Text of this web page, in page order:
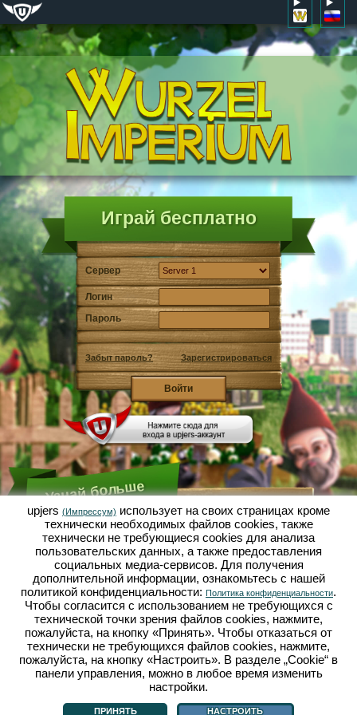
Играй бесплатно
Сервер
Логин
Пароль
Забыт пароль? Зарегистрироваться
Узнай больше
Что такое Садовая Империя?
Садовая Империя - это экономический симулятор, в
котором всё вертится вокруг микрокосмоса сад-
огород. Эта бесплатная браузерная игра онлайн
открывается полностью в твоём браузере без
каких-либо скачиваний или установки каких-либо
программ! Играя роль гнома-садовода ты
выращиваешь в Садовой Империи свой
собственный маленький садовый рай. Сеять,
сажать, поливать, собирать урожай: у тебя есть
выбор между разными сортами овощей и фруктов:
помидорами, репчатым луком, клубникой, морковью
или может ещё лучше, салатом? Посети городок
Дачное, в нём ты можешь торговать с другими
садоводами, покупать новые растения и декор,
выполнять желания твоих покупателей и
Что такое Садовая Империя?|Сюжет
Импрессум|Браузерные игры - Upjers.com|Настроить cookies
upjers (Импрессум) использует на своих страницах кроме
технически необходимых файлов сookies, также
технически не требующиеся cookies для анализа
пользовательских данных, а также предоставления
социальных медиа-сервисов. Для получения
дополнительной информации, ознакомьтесь с нашей
политикой конфиденциальности: Политика конфиденциальности.
Чтобы согласится с использованием не требующихся с
технической точки зрения файлов cookies, нажмите,
пожалуйста, на кнопку «Принять». Чтобы отказаться от
технически не требующихся файлов cookies, нажмите,
пожалуйста, на кнопку «Настроить». В разделе „Cookie“ в
панели управления, можно в любое время изменить
настройки.
ПРИНЯТЬ НАСТРОИТЬ